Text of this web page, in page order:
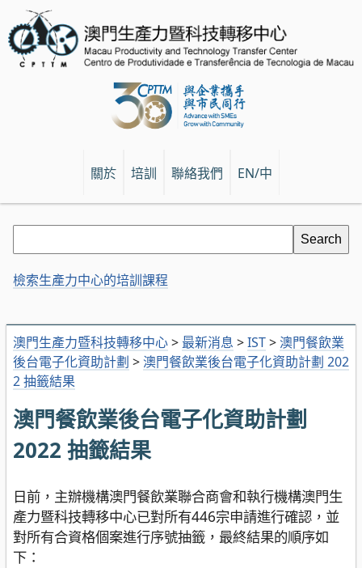
關於 培訓 聯絡我們 EN/中
澳門生產力暨科技轉移中心> 最新消息 >IST> 澳門餐飲業
後台電子化資助計劃 > 澳門餐飲業後台電子化資助計劃 202
2 抽籤結果
澳門餐飲業後台電子化資助計劃
2022 抽籤結果
日前，主辦機構澳門餐飲業聯合商會和執行機構澳門生
產力暨科技轉移中心已對所有446宗申請進行確認，並
對所有合資格個案進行序號抽籤，最終結果的順序如
下：
檢索生產力中心的培訓課程